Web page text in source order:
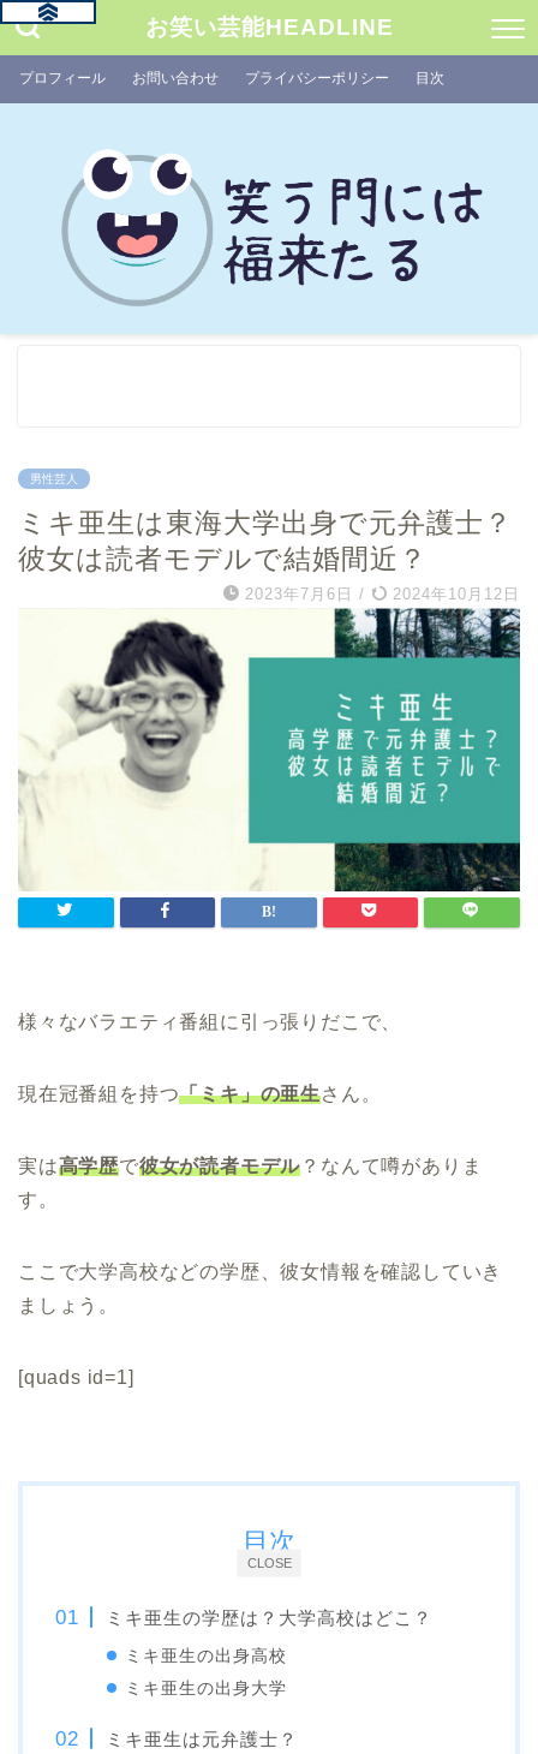
お笑い芸能HEADLINE
プロフィール お問い合わせ プライバシーポリシー 目次
男性芸人
ミキ亜生は東海大学出身で元弁護士？
彼女は読者モデルで結婚間近？
2023年7月6日 / 2024年10月12日
様々なバラエティ番組に引っ張りだこで、
現在冠番組を持つ「ミキ」の亜生さん。
実は高学歴で彼女が読者モデル ？なんて噂がありま
す。
ここで大学高校などの学歴、彼女情報を確認していき
ましょう。
[quads id=1]
CLOSE
目次
ミキ亜生の学歴は？大学高校はどこ？
ミキ亜生の出身高校
ミキ亜生の出身大学
ミキ亜生は元弁護士？